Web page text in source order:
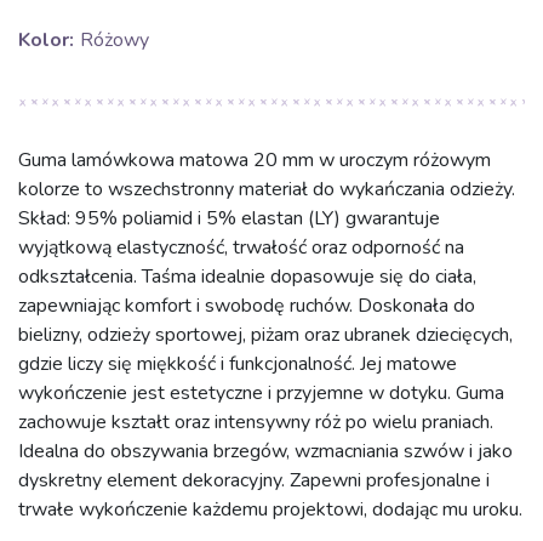
Kolor: Różowy
Guma lamówkowa matowa 20 mm w uroczym różowym
kolorze to wszechstronny materiał do wykańczania odzieży.
Skład: 95% poliamid i 5% elastan (LY) gwarantuje
wyjątkową elastyczność, trwałość oraz odporność na
odkształcenia. Taśma idealnie dopasowuje się do ciała,
zapewniając komfort i swobodę ruchów. Doskonała do
bielizny, odzieży sportowej, piżam oraz ubranek dziecięcych,
gdzie liczy się miękkość i funkcjonalność. Jej matowe
wykończenie jest estetyczne i przyjemne w dotyku. Guma
zachowuje kształt oraz intensywny róż po wielu praniach.
Idealna do obszywania brzegów, wzmacniania szwów i jako
dyskretny element dekoracyjny. Zapewni profesjonalne i
trwałe wykończenie każdemu projektowi, dodając mu uroku.